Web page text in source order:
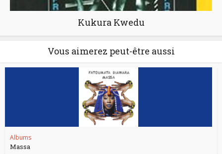
Kukura Kwedu
Vous aimerez peut-être aussi
Albums
Massa